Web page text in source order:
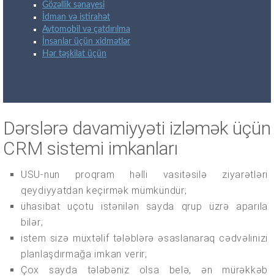
Gözəllik sənayesi
İdman və istirahət
Avtomobil və çatdırılma
İnsanlar üçün xidmətlər
Hər təşkilat üçün
Dərslərə davamiyyəti izləmək üçün
CRM sistemi imkanları
USU-nun proqram həlli vasitəsilə ziyarətləri
qeydiyyatdan keçirmək mümkündür;
ühasibat uçotu istənilən sayda qrup üzrə aparıla
bilər;
istem sizə müxtəlif tələblərə əsaslanaraq cədvəlinizi
planlaşdırmağa imkan verir;
Çox sayda tələbəniz olsa belə, ən mürəkkəb